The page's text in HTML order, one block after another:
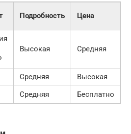
Подробность Цена
Высокая Средняя
Средняя Высокая
Средняя Бесплатно